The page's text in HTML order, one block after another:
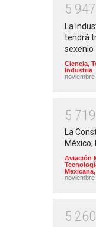
5 947
La
tendrá
sexenio
Ciencia,
Industria
5 71 9
La
Aviación
Mexicana,
noviembre
5 260